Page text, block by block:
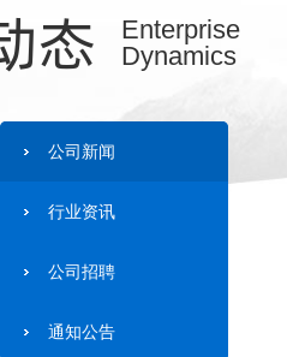
态
Enterprise
Dynamics
公司新闻
行业资讯
公司招聘
通知公告